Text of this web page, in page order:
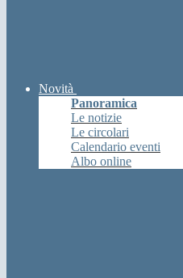
Novità
Panoramica
Le notizie
Le circolari
Calendario eventi
Albo online